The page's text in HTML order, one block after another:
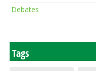
Debates
Tags